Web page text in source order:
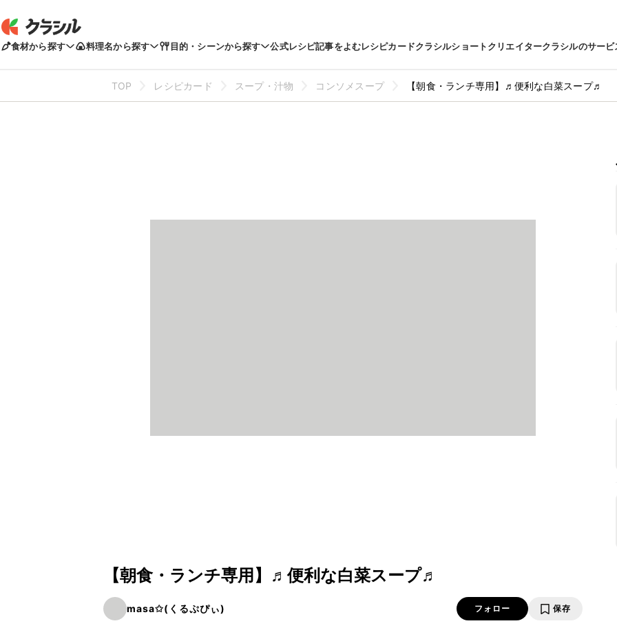
食材から探す 料理名から探す 目的・シーンから探す 公式レシピ記事をよむレシピカードクラシルショートクリエイタークラシルのサービ
TOP レシピカード スープ・汁物 コンソメスープ 【朝食・ランチ専用】♬便利な白菜スープ♬
【朝食・ランチ専用】♬便利な白菜スープ♬
masa✩(くるぷぴぃ) フォロー 保存